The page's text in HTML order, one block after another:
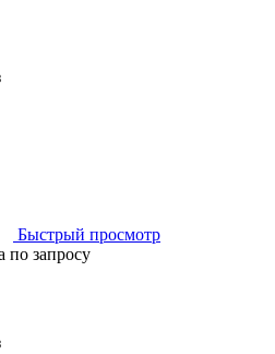
Быстрый просмотр
по запросу